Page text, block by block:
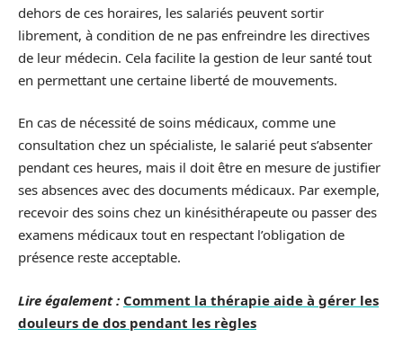
dehors de ces horaires, les salariés peuvent sortir
librement, à condition de ne pas enfreindre les directives
de leur médecin. Cela facilite la gestion de leur santé tout
en permettant une certaine liberté de mouvements.
En cas de nécessité de soins médicaux, comme une
consultation chez un spécialiste, le salarié peut s’absenter
pendant ces heures, mais il doit être en mesure de justifier
ses absences avec des documents médicaux. Par exemple,
recevoir des soins chez un kinésithérapeute ou passer des
examens médicaux tout en respectant l’obligation de
présence reste acceptable.
Lire également : Comment la thérapie aide à gérer les
douleurs de dos pendant les règles